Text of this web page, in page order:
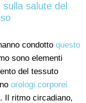
salute del
condotto questo
sono elementi
del tessuto
orologi corporei
Il ritmo circadiano,